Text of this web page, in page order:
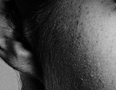
provisoire est "Flying
Donuts".